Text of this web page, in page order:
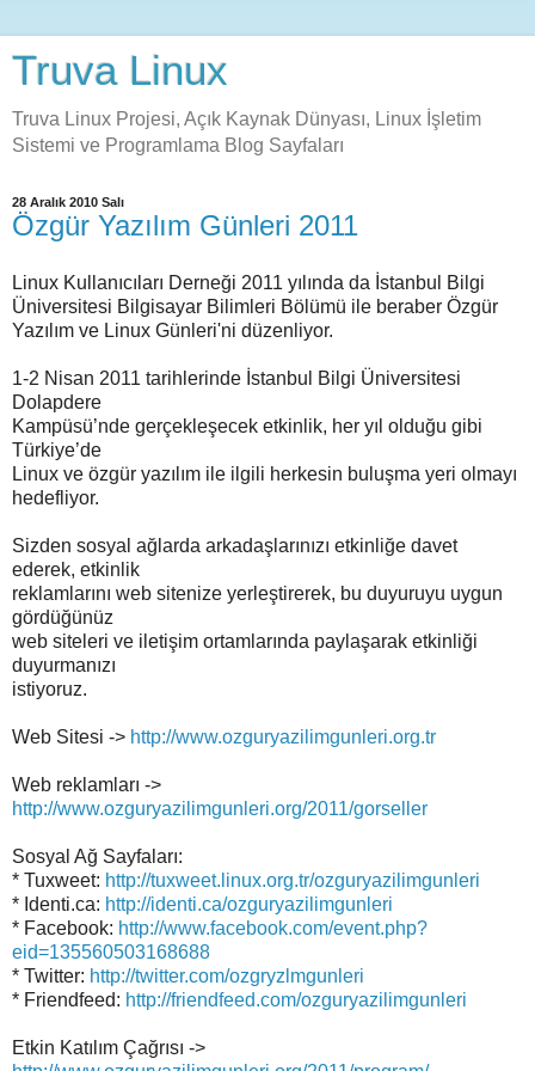
Truva Linux
Truva Linux Projesi, Açık Kaynak Dünyası, Linux İşletim
Sistemi ve Programlama Blog Sayfaları
28 Aralık 2010 Salı
Özgür Yazılım Günleri 2011
Linux Kullanıcıları Derneği 2011 yılında da İstanbul Bilgi
Üniversitesi Bilgisayar Bilimleri Bölümü ile beraber Özgür
Yazılım ve Linux Günleri'ni düzenliyor.
1-2 Nisan 2011 tarihlerinde İstanbul Bilgi Üniversitesi
Dolapdere
Kampüsü’nde gerçekleşecek etkinlik, her yıl olduğu gibi
Türkiye’de
Linux ve özgür yazılım ile ilgili herkesin buluşma yeri olmayı
hedefliyor.
Sizden sosyal ağlarda arkadaşlarınızı etkinliğe davet
ederek, etkinlik
reklamlarını web sitenize yerleştirerek, bu duyuruyu uygun
gördüğünüz
web siteleri ve iletişim ortamlarında paylaşarak etkinliği
duyurmanızı
istiyoruz.
Web Sitesi -> http://www.ozguryazilimgunleri.org.tr
Web reklamları ->
http://www.ozguryazilimgunleri.org/2011/gorseller
Sosyal Ağ Sayfaları:
* Tuxweet: http://tuxweet.linux.org.tr/ozguryazilimgunleri
* Identi.ca: http://identi.ca/ozguryazilimgunleri
* Facebook: http://www.facebook.com/event.php?
eid=135560503168688
* Twitter: http://twitter.com/ozgryzlmgunleri
* Friendfeed: http://friendfeed.com/ozguryazilimgunleri
Etkin Katılım Çağrısı ->